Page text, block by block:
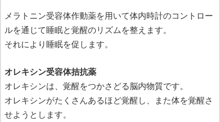
メラトニン受容体作動薬を用いて体内時計のコントロー
ルを通じて睡眠と覚醒のリズムを整えます。
それにより睡眠を促します。
オレキシン受容体拮抗薬
オレキシンは、覚醒をつかさどる脳内物質です。
オレキシンがたくさんあるほど覚醒し、また体を覚醒さ
せようとします。